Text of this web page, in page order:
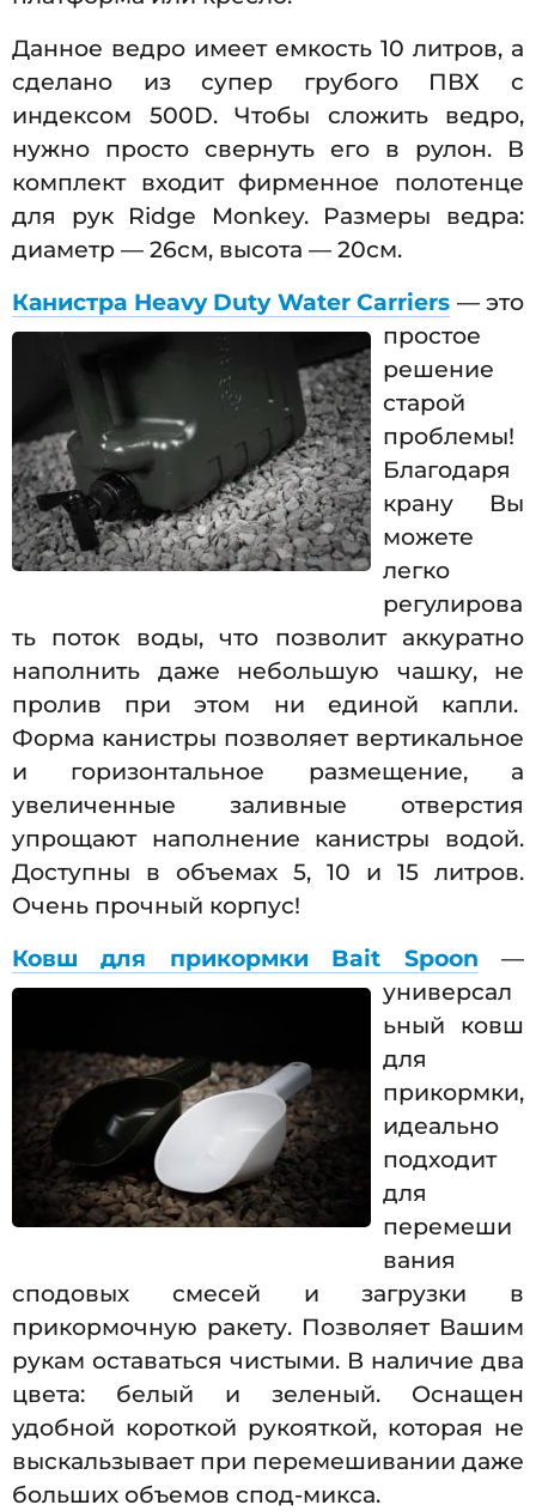
Данное ведро имеет емкость 10 литров, а
сделано из супер грубого ПВХ с
индексом 500D. Чтобы сложить ведро,
нужно просто свернуть его в рулон. В
комплект входит фирменное полотенце
для рук Ridge Monkey. Размеры ведра:
диаметр — 26см, высота — 20см.
Канистра Heavy Duty Water Carriers — это
простое
решение
старой
проблемы!
Благодаря
крану Вы
можете
легко
регулирова
ть поток воды, что позволит аккуратно
наполнить даже небольшую чашку, не
пролив при этом ни единой капли.
Форма канистры позволяет вертикальное
и горизонтальное размещение, а
увеличенные заливные отверстия
упрощают наполнение канистры водой.
Доступны в объемах 5, 10 и 15 литров.
Очень прочный корпус!
Ковш для прикормки Bait Spoon —
универсал
ьный ковш
для
прикормки,
идеально
подходит
для
перемеши
вания
сподовых смесей и загрузки в
прикормочную ракету. Позволяет Вашим
рукам оставаться чистыми. В наличие два
цвета: белый и зеленый. Оснащен
удобной короткой рукояткой, которая не
выскальзывает при перемешивании даже
больших объемов спод-микса.